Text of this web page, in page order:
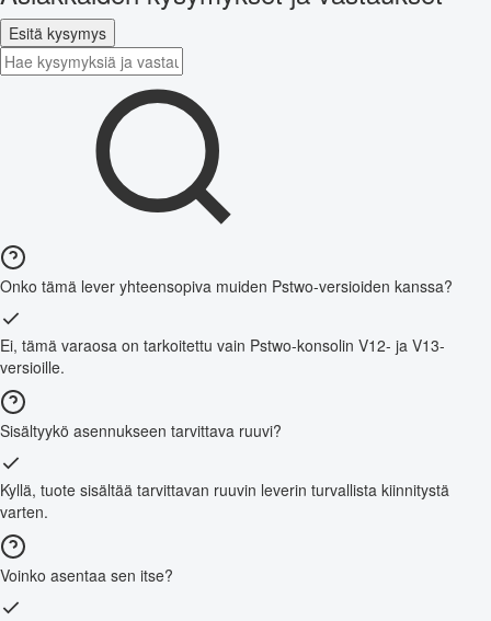
Esitä kysymys
Onko tämä lever yhteensopiva muiden Pstwo-versioiden kanssa?
Ei, tämä varaosa on tarkoitettu vain Pstwo-konsolin V12- ja V13-
versioille.
Sisältyykö asennukseen tarvittava ruuvi?
Kyllä, tuote sisältää tarvittavan ruuvin leverin turvallista kiinnitystä
varten.
Voinko asentaa sen itse?